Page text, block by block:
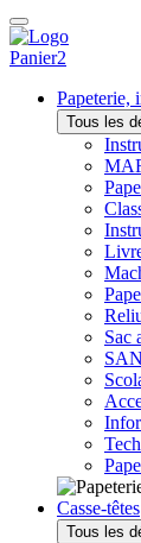
Panier2
Papeterie,
Tous les
Sac
Casse-têtes
Tous les